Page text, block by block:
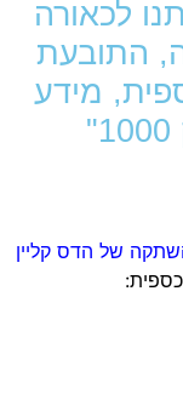
לכאורה
התובעת
מידע
של הדס קליין